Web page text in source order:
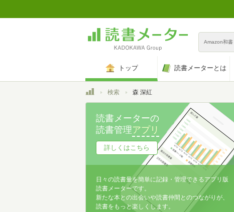
Amazon和書
トップ 読書メーターとは
トップ検索 森 深紅
読書メーターの
読書管理アプリ
詳しくはこちら
日々の読書量を簡単に記録・管理できるアプリ版
読書メーターです。
新たな本との出会いや読書仲間とのつながりが、
読書をもっと楽しくします。